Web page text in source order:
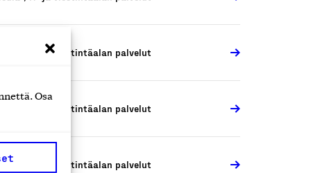
Osa
, IT- ja viestintäalan palvelut
, IT- ja viestintäalan palvelut
, IT- ja viestintäalan palvelut